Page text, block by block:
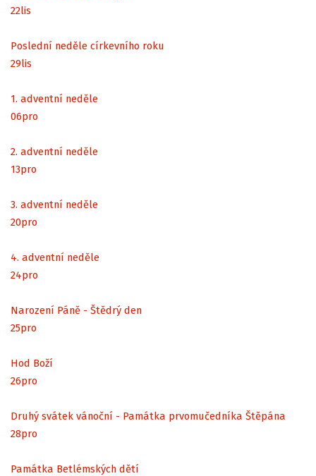
22lis
Poslední neděle církevního roku
29lis
1. adventní neděle
06pro
2. adventní neděle
13pro
3. adventní neděle
20pro
4. adventní neděle
24pro
Narození Páně - Štědrý den
25pro
Hod Boží
26pro
Druhý svátek vánoční - Památka prvomučedníka Štěpána
28pro
Památka Betlémských dětí